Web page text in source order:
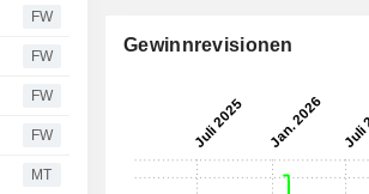
FW
FW
FW
FW
MT
Gewinnrevisionen